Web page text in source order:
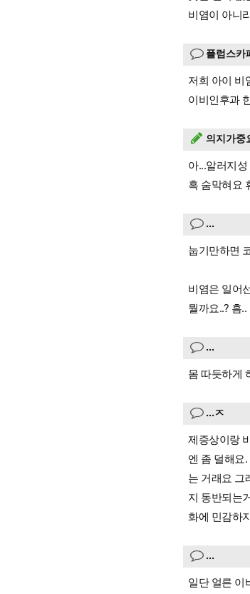
비염이 아니
플럼스카
저희 아이 비
이비인후과
의지가중
아...알러지
흑 숨막혀요
...
눕기만하면
비염은 일어
뭘까요..? 흠..
...
몸 따듯하게
...ㅈ
제증상이랑
엔 좀 덜해요
는 거래요 그
지 동반되는
화에 민감하
...
일단 얼른 이